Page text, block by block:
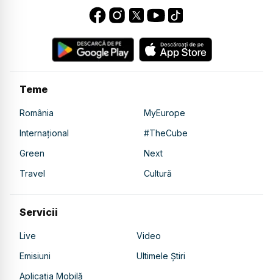
Teme
România
MyEurope
Internațional
#TheCube
Green
Next
Travel
Cultură
Servicii
Live
Video
Emisiuni
Ultimele Știri
Aplicația Mobilă